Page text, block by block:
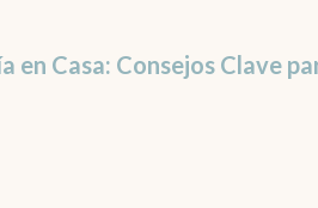
en Casa: Consejos Clave